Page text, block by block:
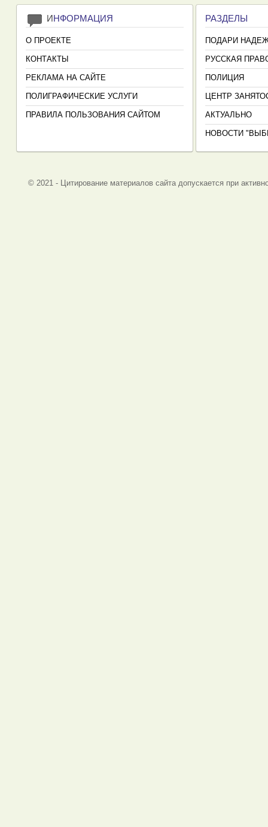
ИНФОРМАЦИЯ
О ПРОЕКТЕ
КОНТАКТЫ
РЕКЛАМА НА САЙТЕ
ПОЛИГРАФИЧЕСКИЕ УСЛУГИ
ПРАВИЛА ПОЛЬЗОВАНИЯ САЙТОМ
РАЗДЕЛЫ
ПОДАРИ
РУССКАЯ
ПОЛИЦИЯ
ЦЕНТР
АКТУАЛЬНО
НОВОСТИ
© 2021 - Цитирование материалов сайта допускается при